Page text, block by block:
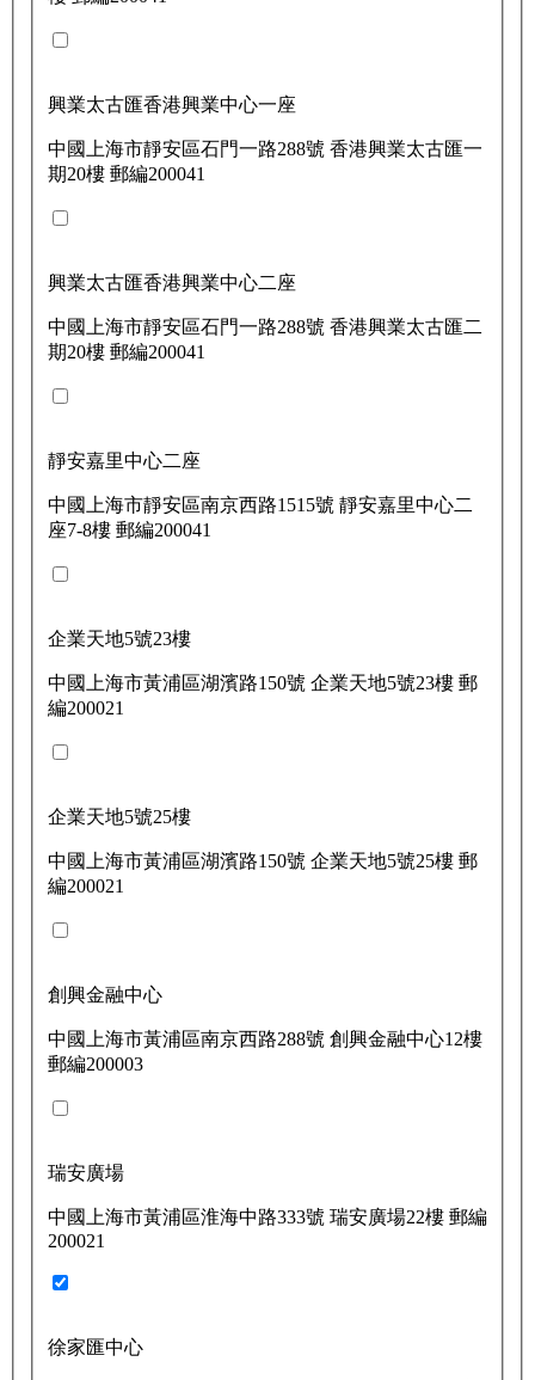
興業太古匯香港興業中心一座
中國上海市靜安區石門一路288號 香港興業太古匯一
期20樓 郵編200041
興業太古匯香港興業中心二座
中國上海市靜安區石門一路288號 香港興業太古匯二
期20樓 郵編200041
靜安嘉里中心二座
中國上海市靜安區南京西路1515號 靜安嘉里中心二
座7-8樓 郵編200041
企業天地5號23樓
中國上海市黃浦區湖濱路150號 企業天地5號23樓 郵
編200021
企業天地5號25樓
中國上海市黃浦區湖濱路150號 企業天地5號25樓 郵
編200021
創興金融中心
中國上海市黃浦區南京西路288號 創興金融中心12樓
郵編200003
瑞安廣場
中國上海市黃浦區淮海中路333號 瑞安廣場22樓 郵編
200021
徐家匯中心